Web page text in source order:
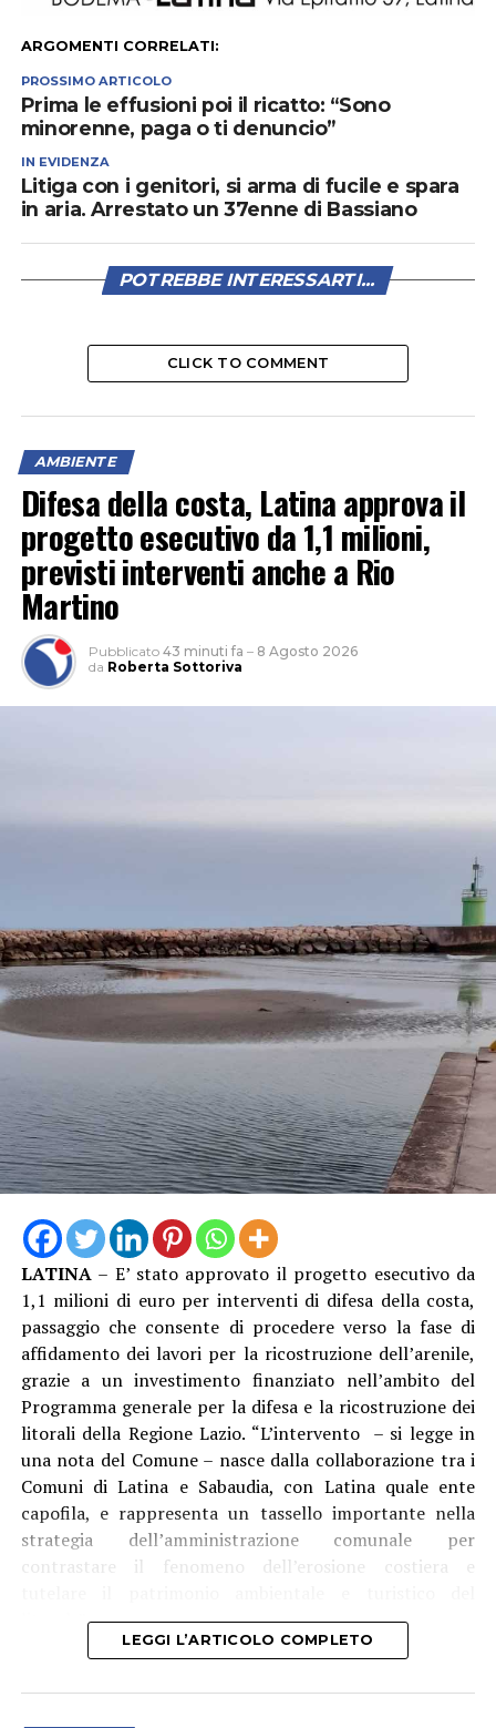
ARGOMENTI CORRELATI:
PROSSIMO ARTICOLO
Prima le effusioni poi il ricatto: “Sono
minorenne, paga o ti denuncio”
IN EVIDENZA
Litiga con i genitori, si arma di fucile e spara
in aria. Arrestato un 37enne di Bassiano
POTREBBE INTERESSARTI...
CLICK TO COMMENT
AMBIENTE
Difesa della costa, Latina approva il
progetto esecutivo da 1,1 milioni,
previsti interventi anche a Rio
Martino
Pubblicato 43 minuti fa – 8 Agosto 2026
da Roberta Sottoriva
LATINA– E’ stato approvato il progetto esecutivo da
1,1 milioni di euro per interventi di difesa della costa,
passaggio che consente di procedere verso la fase di
affidamento dei lavori per la ricostruzione dell’arenile,
grazie a un investimento finanziato nell’ambito del
Programma generale per la difesa e la ricostruzione dei
litorali della Regione Lazio. “L’intervento – si legge in
una nota del Comune – nasce dalla collaborazione tra i
Comuni di Latina e Sabaudia, con Latina quale ente
capofila, e rappresenta un tassello importante nella
strategia dell’amministrazione comunale per
contrastare il fenomeno dell’erosione costiera e
litorale”.
LEGGI L’ARTICOLO COMPLETO